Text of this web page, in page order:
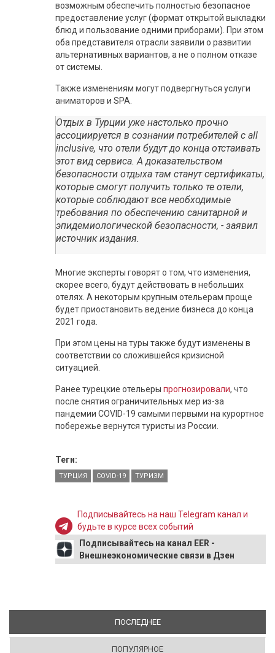
возможным обеспечить полностью безопасное
предоставление услуг (формат открытой выкладки
блюд и пользование одними приборами). При этом
оба представителя отрасли заявили о развитии
альтернативных вариантов, а не о полном отказе
от системы.
Также изменениям могут подвергнуться услуги
аниматоров и SPA.
Отдых в Турции уже настолько прочно
ассоциируется в сознании потребителей с all
inclusive, что отели будут до конца отстаивать
этот вид сервиса. А доказательством
безопасности отдыха там станут сертификаты,
которые смогут получить только те отели,
которые соблюдают все необходимые
требования по обеспечению санитарной и
эпидемиологической безопасности, - заявил
источник издания.
Многие эксперты говорят о том, что изменения,
скорее всего, будут действовать в небольших
отелях. А некоторым крупным отельерам проще
будет приостановить ведение бизнеса до конца
2021 года.
При этом цены на туры также будут изменены в
соответствии со сложившейся кризисной
ситуацией.
Ранее турецкие отельеры прогнозировали, что
после снятия ограничительных мер из-за
пандемии COVID-19 самыми первыми на курортное
побережье вернутся туристы из России.
Теги:
ТУРЦИЯ COVID-19 ТУРИЗМ
Подписывайтесь на наш Telegram канал и
будьте в курсе всех событий
Подписывайтесь на канал EER -
Внешнеэкономические связи в Дзен
ПОСЛЕДНЕЕ(АКТИВНАЯ ВКЛАДКА)
ПОПУЛЯРНОЕ